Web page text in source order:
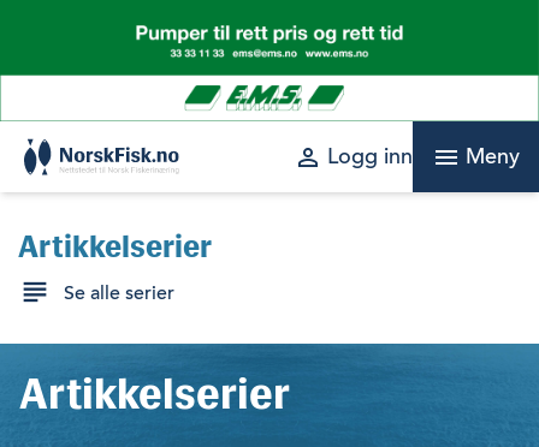
content
perm_identity Logg inn menu Meny
Artikkelserier
Se alle serier
Artikkelserier